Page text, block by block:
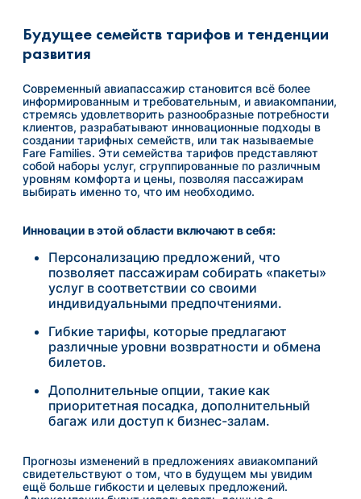
Будущее семейств тарифов и тенденции
развития
Современный авиапассажир становится всё более
информированным и требовательным, и авиакомпании,
стремясь удовлетворить разнообразные потребности
клиентов, разрабатывают инновационные подходы в
создании тарифных семейств, или так называемые
Fare Families. Эти семейства тарифов представляют
собой наборы услуг, сгруппированные по различным
уровням комфорта и цены, позволяя пассажирам
выбирать именно то, что им необходимо.
Инновации в этой области включают в себя:
Персонализацию предложений, что
позволяет пассажирам собирать «пакеты»
услуг в соответствии со своими
индивидуальными предпочтениями.
Гибкие тарифы, которые предлагают
различные уровни возвратности и обмена
билетов.
Дополнительные опции, такие как
приоритетная посадка, дополнительный
багаж или доступ к бизнес-залам.
Прогнозы изменений в предложениях авиакомпаний
свидетельствуют о том, что в будущем мы увидим
ещё больше гибкости и целевых предложений.